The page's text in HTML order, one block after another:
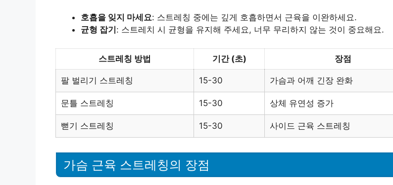
호흡을 잊지 마세요: 스트레칭 중에는 깊게 호흡하면서 근육을 이완하세요.
균형 잡기: 스트레치 시 균형을 유지해 주세요, 너무 무리하지 않는 것이 중요해요.
스트레칭 방법 기간 (초) 장점
팔 벌리기 스트레칭 15-30 가슴과 어깨 긴장 완화
문틀 스트레칭 15-30 상체 유연성 증가
뻗기 스트레칭 15-30 사이드 근육 스트레칭
가슴 근육 스트레칭의 장점